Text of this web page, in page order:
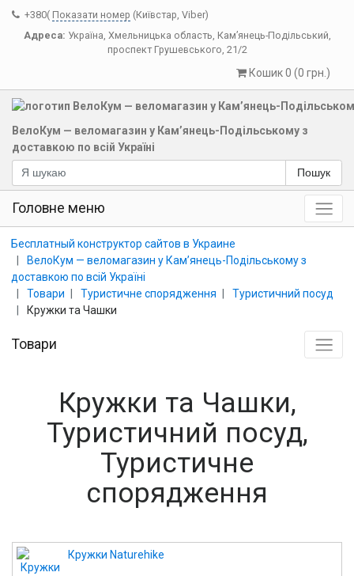
+380( Показати номер (Київстар, Viber)
Адреса: Україна, Хмельницька область, Кам’янець-Подільський,
проспект Грушевського, 21/2
Кошик 0 (0 грн.)
ВелоКум — веломагазин у Кам’янець-Подільському з
доставкою по всій Україні
Пошук
Головне меню
Бесплатный конструктор сайтов в Украине
ВелоКум — веломагазин у Кам’янець-Подільському з
доставкою по всій Україні
Товари
Туристичне спорядження
Туристичний посуд
Кружки та Чашки
Товари
Кружки та Чашки,
Туристичний посуд,
Туристичне
спорядження
Кружки Naturehike